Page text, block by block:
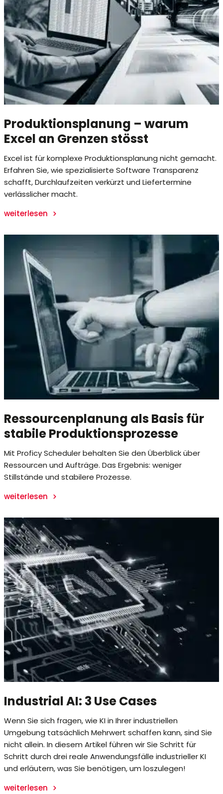
Produktionsplanung – warum
Excel an Grenzen stösst
Excel ist für komplexe Produktionsplanung nicht gemacht.
Erfahren Sie, wie spezialisierte Software Transparenz
schafft, Durchlaufzeiten verkürzt und Liefertermine
verlässlicher macht.
weiterlesen
Ressourcenplanung als Basis für
stabile Produktionsprozesse
Mit Proficy Scheduler behalten Sie den Überblick über
Ressourcen und Aufträge. Das Ergebnis: weniger
Stillstände und stabilere Prozesse.
weiterlesen
Industrial AI: 3 Use Cases
Wenn Sie sich fragen, wie KI in Ihrer industriellen
Umgebung tatsächlich Mehrwert schaffen kann, sind Sie
nicht allein. In diesem Artikel führen wir Sie Schritt für
Schritt durch drei reale Anwendungsfälle industrieller KI
und erläutern, was Sie benötigen, um loszulegen!
weiterlesen